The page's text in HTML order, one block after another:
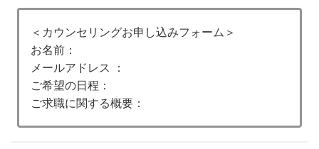
＜カウンセリングお申し込みフォーム＞
お名前：
メールアドレス ：
ご希望の日程：
ご求職に関する概要：